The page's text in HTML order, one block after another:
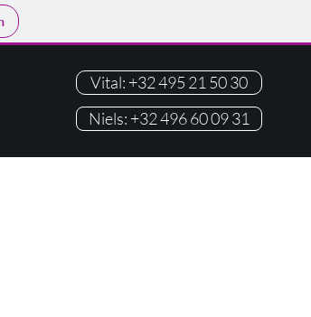
Vital: +32 495 21 50 30
Niels: +32 496 60 09 31